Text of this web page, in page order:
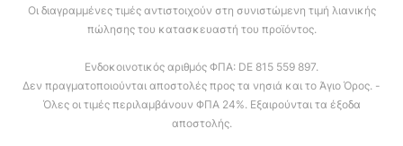
Οι διαγραμμένες τιμές αντιστοιχούν στη συνιστώμενη τιμή λιανικής
πώλησης του κατασκευαστή του προϊόντος.
Ενδοκοινοτικός αριθμός ΦΠΑ: DE 815 559 897.
Δεν πραγματοποιούνται αποστολές προς τα νησιά και το Άγιο Όρος. -
Όλες οι τιμές περιλαμβάνουν ΦΠΑ 24%. Εξαιρούνται τα έξοδα
αποστολής.